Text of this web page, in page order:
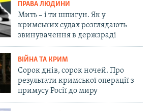
ПРАВА ЛЮДИНИ
Мить – і ти шпигун. Як у
кримських судах розглядають
звинувачення в держзраді
ВІЙНА ТА КРИМ
Сорок днів, сорок ночей. Про
результати кримської операції з
примусу Росії до миру